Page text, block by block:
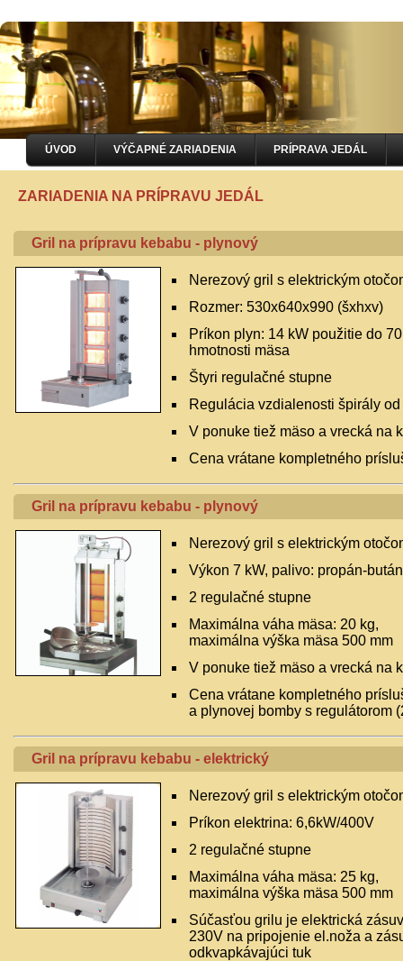
ÚVOD VÝČAPNÉ ZARIADENIA PRÍPRAVA JEDÁL
ZARIADENIA NA PRÍPRAVU JEDÁL
Gril na prípravu kebabu - plynový
Nerezový gril s elektrickým
Rozmer: 530x640x990 (šxhxv)
Príkon plyn: 14 kW použitie do
hmotnosti mäsa
Štyri regulačné stupne
Regulácia vzdialenosti špirály
V ponuke tiež mäso a vrecká na
Cena vrátane kompletného
Gril na prípravu kebabu - plynový
Nerezový gril s elektrickým
Výkon 7 kW, palivo: propán-bután
2 regulačné stupne
Maximálna váha mäsa: 20 kg,
maximálna výška mäsa 500 mm
V ponuke tiež mäso a vrecká na
Cena vrátane kompletného
a plynovej bomby s regulátorom
Gril na prípravu kebabu - elektrický
Nerezový gril s elektrickým
Príkon elektrina: 6,6kW/400V
2 regulačné stupne
Maximálna váha mäsa: 25 kg,
maximálna výška mäsa 500 mm
Súčasťou grilu je elektrická
230V na pripojenie el.noža a
odkvapkávajúci tuk